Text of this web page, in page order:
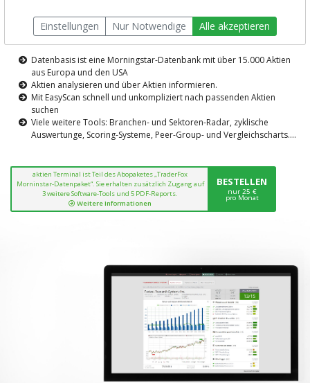
Die Aktienanalyse-Plattform von
TraderFox
Datenbasis ist eine Morningstar-Datenbank mit über 15.000 Aktien
aus Europa und den USA
Aktien analysieren und über Aktien informieren.
Mit EasyScan schnell und unkompliziert nach passenden Aktien
suchen
Viele weitere Tools: Branchen- und Sektoren-Radar, zyklische
Auswertunge, Scoring-Systeme, Peer-Group- und Vergleichscharts....
aktien Terminal ist Teil des Abopaketes „TraderFox
Morninstar-Datenpaket“. Sie erhalten zusätzlich Zugang auf
3 weitere Software-Tools und 5 PDF-Reports.
Weitere Informationen
BESTELLEN
nur 25 €
pro Monat
Einstellungen Nur Notwendige Alle akzeptieren